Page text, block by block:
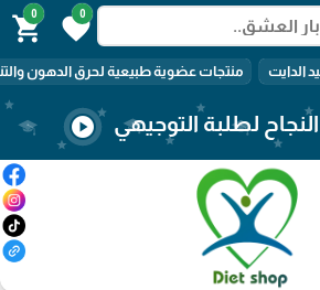
0
favorite
0
shopping_cart
الدايت منتجات عضوية طبيعية لحرق الدهون
لطلبة التوجيهي play_circle